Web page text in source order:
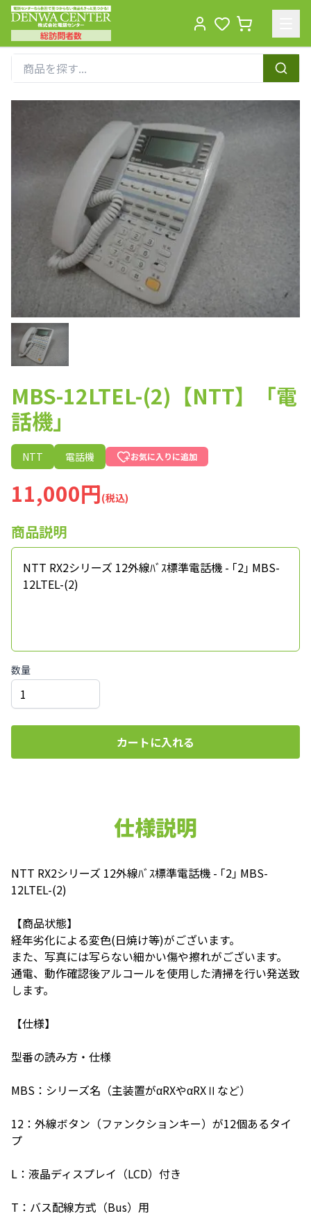
総訪問者数
MBS-12LTEL-(2)【NTT】「電
話機」
NTT 電話機 お気に入りに追加
11,000円(税込)
商品説明
NTT RX2シリーズ 12外線ﾊﾞｽ標準電話機 - ｢2｣ MBS-
12LTEL-(2)
数量
カートに入れる
仕様説明
NTT RX2シリーズ 12外線ﾊﾞｽ標準電話機 - ｢2｣ MBS-
12LTEL-(2)
【商品状態】
経年劣化による変色(日焼け等)がございます。
また、写真には写らない細かい傷や擦れがございます。
通電、動作確認後アルコールを使用した清掃を行い発送致
します。
【仕様】
型番の読み方・仕様
MBS：シリーズ名（主装置がαRXやαRXⅡなど）
12：外線ボタン（ファンクションキー）が12個あるタイ
プ
L：液晶ディスプレイ（LCD）付き
T：バス配線方式（Bus）用